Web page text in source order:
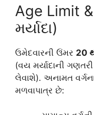
Age Limit
મર્યાદા)
ઉમેદવારની ઉંમર 20
(વય મર્યાદાની
લેવાશે). અનામત
મળવાપાત્ર છે: